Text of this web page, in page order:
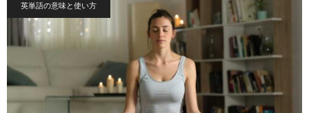
英単語の意味と使い方